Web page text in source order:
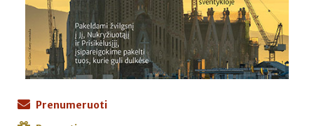
Prenumeruoti